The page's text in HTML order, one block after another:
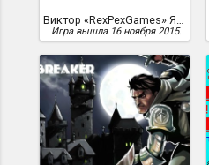
Виктор «RexPexGames» Янкул
Игра вышла 16 ноября 2015.